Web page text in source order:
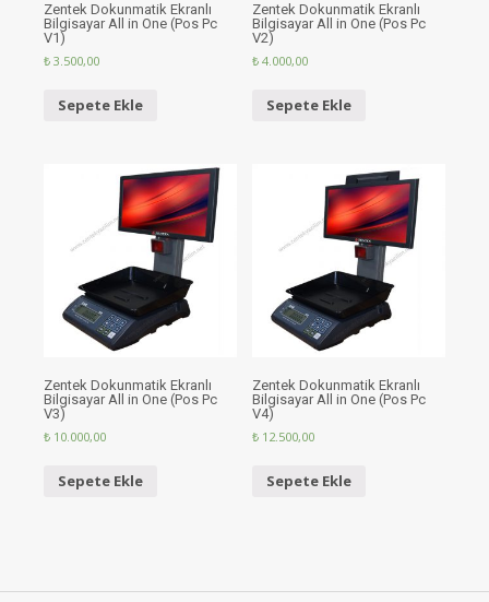
Zentek Dokunmatik Ekranlı
Bilgisayar All in One (Pos Pc
V1)
₺ 3.500,00
Sepete Ekle
Zentek Dokunmatik Ekranlı
Bilgisayar All in One (Pos Pc
V2)
₺ 4.000,00
Sepete Ekle
Zentek Dokunmatik Ekranlı
Bilgisayar All in One (Pos Pc
V3)
₺ 10.000,00
Sepete Ekle
Zentek Dokunmatik Ekranlı
Bilgisayar All in One (Pos Pc
V4)
₺ 12.500,00
Sepete Ekle